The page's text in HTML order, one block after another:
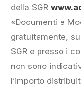
della SGR
«Documenti e
gratuitamente,
SGR e presso i
non sono
l’importo